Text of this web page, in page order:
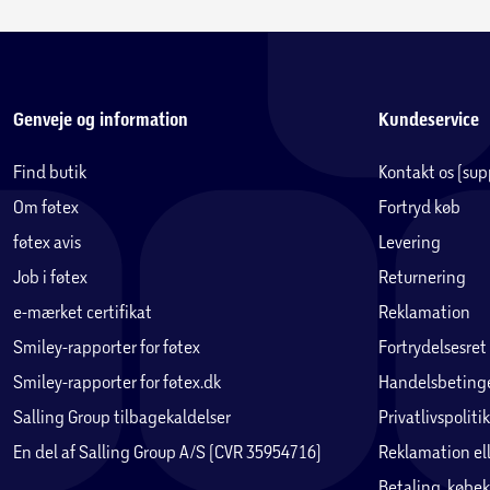
Genveje og information
Find butik
Om føtex
føtex avis
Job i føtex
e-mærket certifikat
Smiley-rapporter for føtex
Smiley-rapporter for føtex.dk
Salling Group tilbagekaldelser
En del af Salling Group A/S (CVR 35954716)
Kundeservice
Kontakt os
Fortryd køb
Levering
Returnering
Reklamation
Fortrydelsesret
Privatlivspolitik
Reklamation